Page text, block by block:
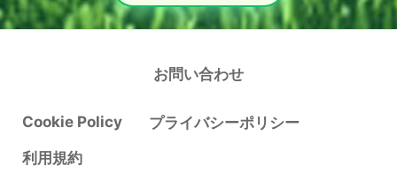
Cookie Policy
プライバシーポリシー
利用規約
お問い合わせ